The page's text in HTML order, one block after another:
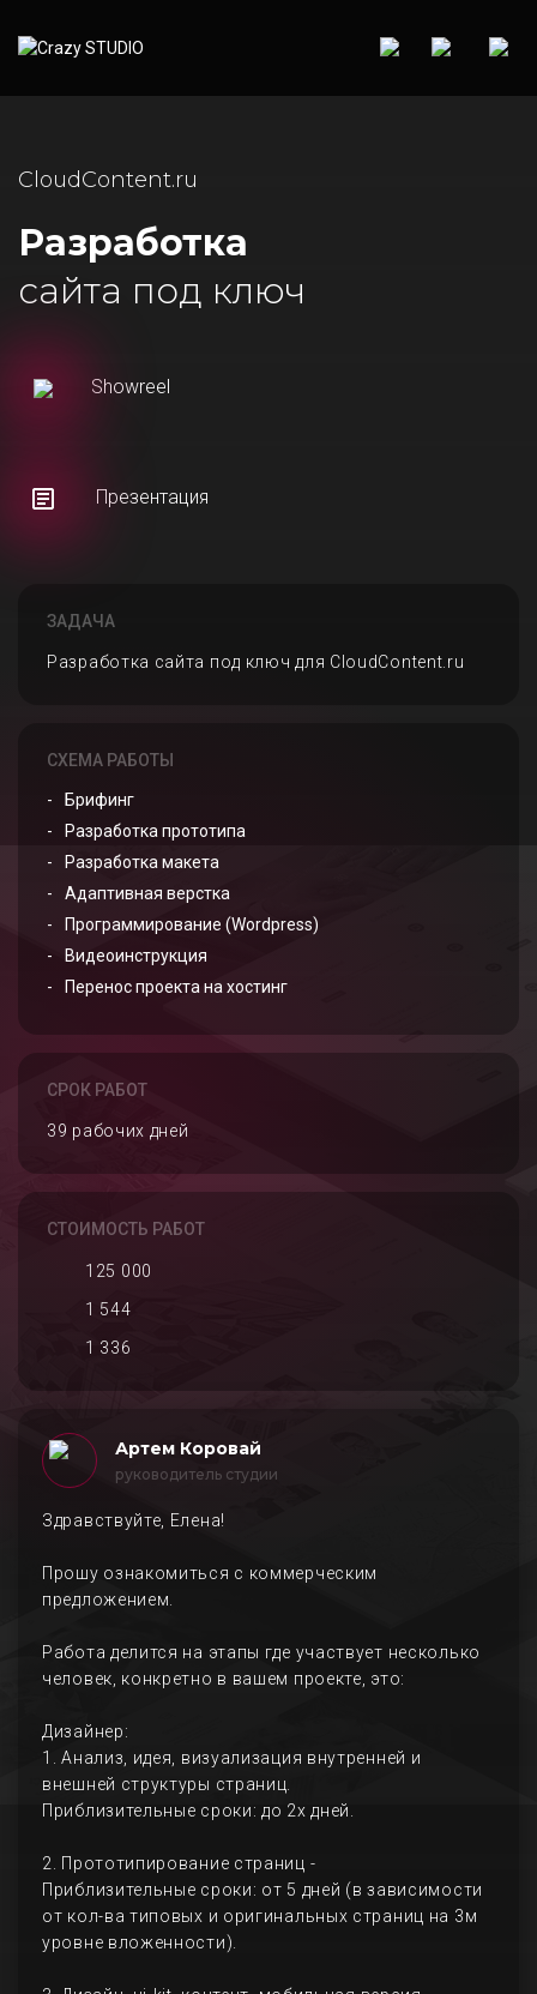
CloudContent.ru
Разработка
сайта под ключ
Showreel
Презентация
ЗАДАЧА
Разработка сайта под ключ для CloudContent.ru
СХЕМА РАБОТЫ
Брифинг
Разработка прототипа
Разработка макета
Адаптивная верстка
Программирование (Wordpress)
Видеоинструкция
Перенос проекта на хостинг
СРОК РАБОТ
39 рабочих дней
СТОИМОСТЬ РАБОТ
125 000
1 544
1 336
Артем Коровай
руководитель студии
Здравствуйте, Елена!
Прошу ознакомиться с коммерческим
предложением.
Работа делится на этапы где участвует несколько
человек, конкретно в вашем проекте, это:
Дизайнер:
1. Анализ, идея, визуализация внутренней и
внешней структуры страниц.
Приблизительные сроки: до 2х дней.
2. Прототипирование страниц -
Приблизительные сроки: от 5 дней (в зависимости
от кол-ва типовых и оригинальных страниц на 3м
уровне вложенности).